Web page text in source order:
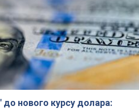
до нового курсу долара: